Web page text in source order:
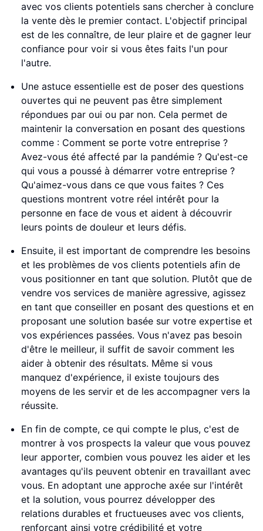
avec vos clients potentiels sans chercher à conclure
la vente dès le premier contact. L'objectif principal
est de les connaître, de leur plaire et de gagner leur
confiance pour voir si vous êtes faits l'un pour
l'autre.
Une astuce essentielle est de poser des questions
ouvertes qui ne peuvent pas être simplement
répondues par oui ou par non. Cela permet de
maintenir la conversation en posant des questions
comme : Comment se porte votre entreprise ?
Avez-vous été affecté par la pandémie ? Qu'est-ce
qui vous a poussé à démarrer votre entreprise ?
Qu'aimez-vous dans ce que vous faites ? Ces
questions montrent votre réel intérêt pour la
personne en face de vous et aident à découvrir
leurs points de douleur et leurs défis.
Ensuite, il est important de comprendre les besoins
et les problèmes de vos clients potentiels afin de
vous positionner en tant que solution. Plutôt que de
vendre vos services de manière agressive, agissez
en tant que conseiller en posant des questions et en
proposant une solution basée sur votre expertise et
vos expériences passées. Vous n'avez pas besoin
d'être le meilleur, il suffit de savoir comment les
aider à obtenir des résultats. Même si vous
manquez d'expérience, il existe toujours des
moyens de les servir et de les accompagner vers la
réussite.
En fin de compte, ce qui compte le plus, c'est de
montrer à vos prospects la valeur que vous pouvez
leur apporter, combien vous pouvez les aider et les
avantages qu'ils peuvent obtenir en travaillant avec
vous. En adoptant une approche axée sur l'intérêt
et la solution, vous pourrez développer des
relations durables et fructueuses avec vos clients,
renforçant ainsi votre crédibilité et votre